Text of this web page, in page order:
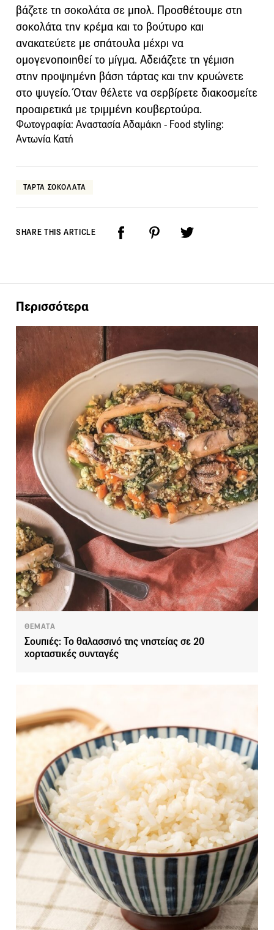
βάζετε τη σοκολάτα σε μπολ. Προσθέτουμε στη
σοκολάτα την κρέμα και το βούτυρο και
ανακατεύετε με σπάτουλα μέχρι να
ομογενοποιηθεί το μίγμα. Αδειάζετε τη γέμιση
στην προψημένη βάση τάρτας και την κρυώνετε
στο ψυγείο. Όταν θέλετε να σερβίρετε διακοσμείτε
προαιρετικά με τριμμένη κουβερτούρα.
Φωτογραφία: Αναστασία Αδαμάκη - Food styling:
Αντωνία Κατή
ΤΑΡΤΑ ΣΟΚΟΛΑΤΑ
SHARE THIS ARTICLE
Περισσότερα
ΘΕΜΑΤΑ
Σουπιές: Το θαλασσινό της νηστείας σε 20
χορταστικές συνταγές